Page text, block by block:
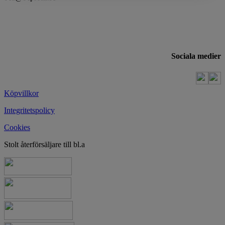
Sociala medier
Köpvillkor
Integritetspolicy
Cookies
Stolt återförsäljare till bl.a